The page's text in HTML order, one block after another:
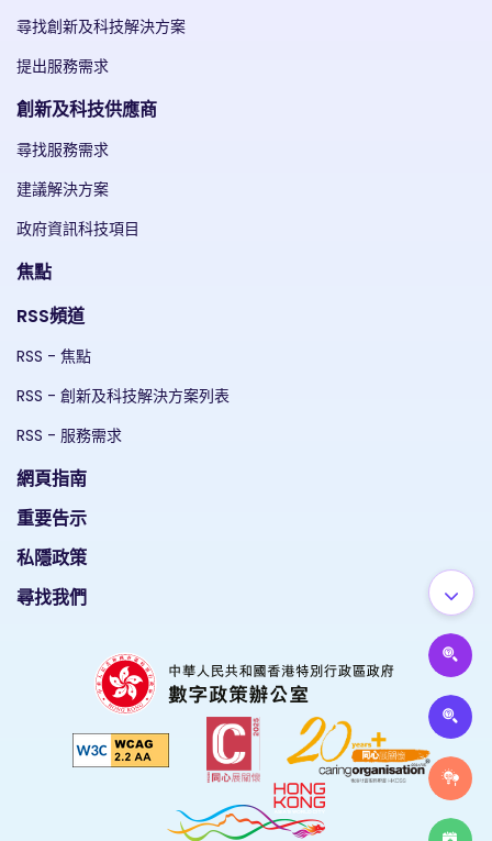
尋找創新及科技解決方案
提出服務需求
創新及科技供應商
尋找服務需求
建議解決方案
政府資訊科技項目
焦點
RSS頻道
RSS - 焦點
RSS - 創新及科技解決方案列表
RSS - 服務需求
網頁指南
重要告示
私隱政策
尋找我們